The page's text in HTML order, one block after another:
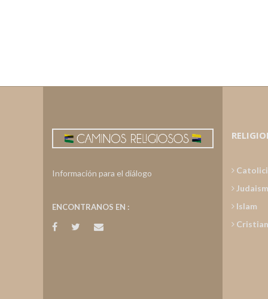
Información para el diálogo
ENCONTRANOS EN :
Islam